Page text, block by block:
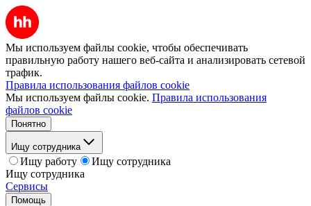
Мы используем файлы cookie, чтобы обеспечивать
правильную работу нашего веб-сайта и анализировать сетевой
трафик.
Правила использования файлов cookie
Мы используем файлы cookie. Правила использования
файлов cookie
Понятно
Ищу сотрудника
Ищу работу
Ищу сотрудника
Ищу сотрудника
Сервисы
Помощь